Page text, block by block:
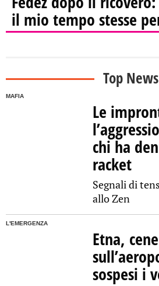
il mio tempo stesse
Top News
MAFIA
Le
chi ha
racket
Segnali di
allo Zen
L'EMERGENZA
Etna,
sospesi i